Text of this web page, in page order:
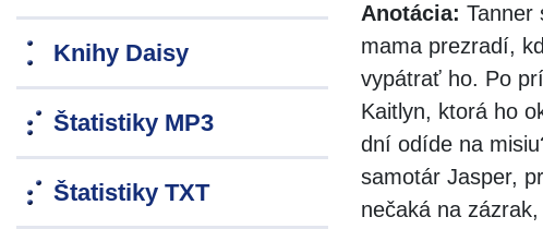
Knihy Daisy
Štatistiky MP3
Štatistiky TXT
Anotácia: Tanner
mama prezradí,
vypátrať ho. Po
Kaitlyn, ktorá ho
dní odíde na
samotár Jasper,
nečaká na